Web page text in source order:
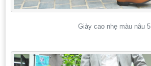
Giày cao nhẹ màu nâu 5